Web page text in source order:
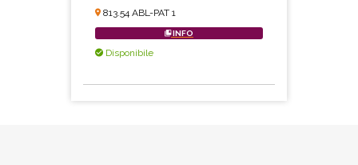
813.54 ABL-PAT 1
INFO
Disponibile